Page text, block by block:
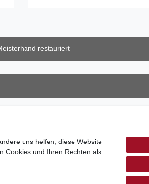
restauriert
uns helfen, diese Website
Cookies und Ihren Rechten als